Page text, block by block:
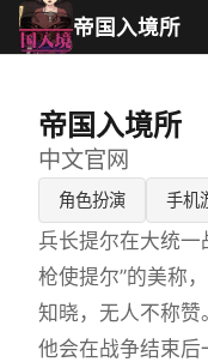
帝国入境所
帝国入境所
中文官网
角色扮演 手机
兵长提尔在大统一
枪使提尔”的美称
知晓，无人不称赞
他会在战争结束后